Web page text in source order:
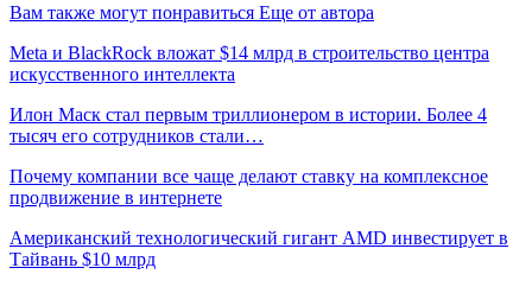
Вам также могут понравиться Еще от автора
Meta и BlackRock вложат $14 млрд в строительство центра
искусственного интеллекта
Илон Маск стал первым триллионером в истории. Более 4
тысяч его сотрудников стали…
Почему компании все чаще делают ставку на комплексное
продвижение в интернете
Американский технологический гигант AMD инвестирует в
Тайвань $10 млрд